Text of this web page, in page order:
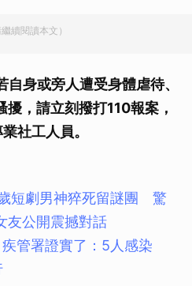
續閱讀本文）
身或旁人遭受身體虐待、
，請立刻撥打110報案，
社工人員。
短劇男神猝死留謎團 驚
友公開震撼對話
管署證實了：5人感染